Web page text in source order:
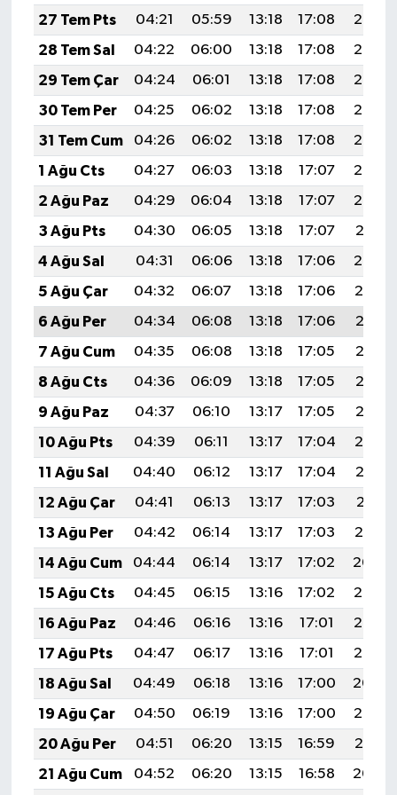
27 Tem Pts
04:21 05:59 13:18 17:08
20:28
28 Tem Sal
04:22 06:00 13:18 17:08
20:27
29 Tem Çar
04:24 06:01 13:18 17:08
20:26
30 Tem Per
04:25 06:02 13:18 17:08
20:25
31 Tem Cum
04:26 06:02 13:18 17:08
20:24
1 Ağu Cts
04:27 06:03 13:18 17:07
20:23
2 Ağu Paz
04:29 06:04 13:18 17:07
20:22
3 Ağu Pts
04:30 06:05 13:18 17:07
20:21
4 Ağu Sal
04:31 06:06 13:18 17:06
20:20
5 Ağu Çar
04:32 06:07 13:18 17:06
20:19
6 Ağu Per
04:34 06:08 13:18 17:06
20:18
7 Ağu Cum
04:35 06:08 13:18 17:05
20:17
8 Ağu Cts
04:36 06:09 13:18 17:05
20:16
9 Ağu Paz
04:37 06:10 13:17 17:05
20:15
10 Ağu Pts
04:39 06:11 13:17 17:04
20:14
11 Ağu Sal
04:40 06:12 13:17 17:04
20:12
12 Ağu Çar
04:41 06:13 13:17 17:03
20:11
13 Ağu Per
04:42 06:14 13:17 17:03
20:10
14 Ağu Cum
04:44 06:14 13:17 17:02
20:09
15 Ağu Cts
04:45 06:15 13:16 17:02
20:08
16 Ağu Paz
04:46 06:16 13:16 17:01
20:06
17 Ağu Pts
04:47 06:17 13:16 17:01
20:05
18 Ağu Sal
04:49 06:18 13:16 17:00
20:04
19 Ağu Çar
04:50 06:19 13:16 17:00
20:02
20 Ağu Per
04:51 06:20 13:15 16:59
20:01
21 Ağu Cum
04:52 06:20 13:15 16:58
20:00